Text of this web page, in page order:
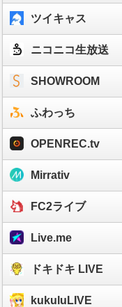
ツイキャス
ニコニコ生放送
SHOWROOM
ふわっち
OPENREC.tv
Mirrativ
FC2ライブ
Live.me
ドキドキ LIVE
kukuluLIVE